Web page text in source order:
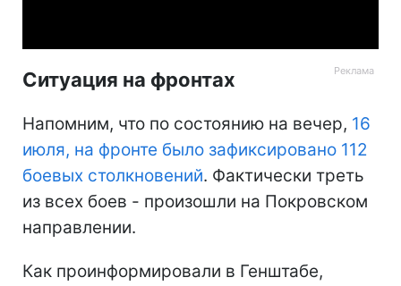
Ситуация на фронтах
Напомним, что по состоянию на вечер, 16
июля, на фронте было зафиксировано 112
боевых столкновений. Фактически треть
из всех боев - произошли на Покровском
направлении.
Как проинформировали в Генштабе,